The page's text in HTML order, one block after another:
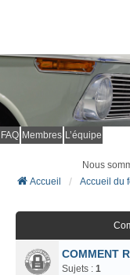
FAQ Membres L’équipe
Nous
Accueil
Accueil du
COMMENT
Sujets : 1